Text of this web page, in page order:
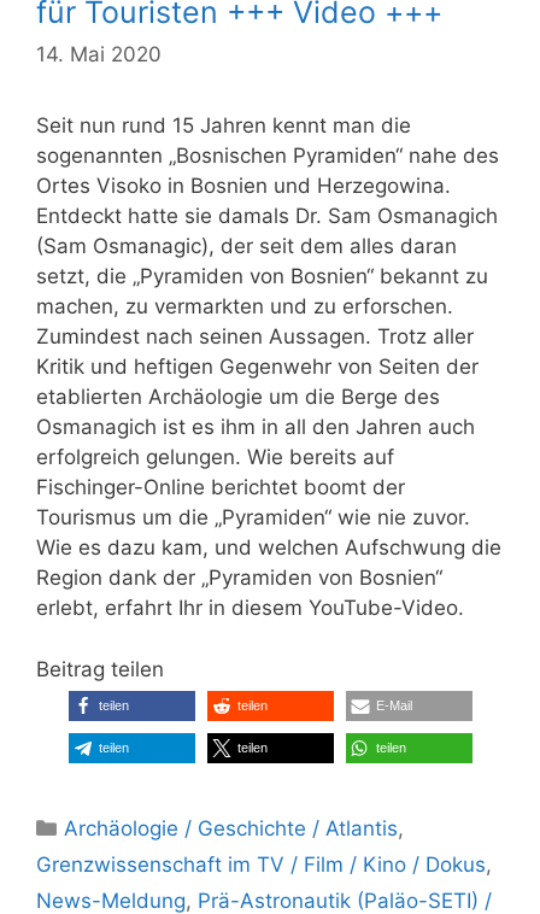
für Touristen +++ Video +++
14. Mai 2020
Seit nun rund 15 Jahren kennt man die
sogenannten „Bosnischen Pyramiden“ nahe des
Ortes Visoko in Bosnien und Herzegowina.
Entdeckt hatte sie damals Dr. Sam Osmanagich
(Sam Osmanagic), der seit dem alles daran
setzt, die „Pyramiden von Bosnien“ bekannt zu
machen, zu vermarkten und zu erforschen.
Zumindest nach seinen Aussagen. Trotz aller
Kritik und heftigen Gegenwehr von Seiten der
etablierten Archäologie um die Berge des
Osmanagich ist es ihm in all den Jahren auch
erfolgreich gelungen. Wie bereits auf
Fischinger-Online berichtet boomt der
Tourismus um die „Pyramiden“ wie nie zuvor.
Wie es dazu kam, und welchen Aufschwung die
Region dank der „Pyramiden von Bosnien“
erlebt, erfahrt Ihr in diesem YouTube-Video.
Beitrag teilen
teilen teilen E-Mail
teilen teilen teilen
Kategorien
Archäologie / Geschichte / Atlantis,
Grenzwissenschaft im TV / Film / Kino / Dokus,
News-Meldung, Prä-Astronautik (Paläo-SETI) /